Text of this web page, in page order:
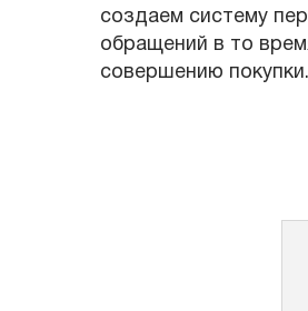
создаем систему
обращений в то
совершению покупки.